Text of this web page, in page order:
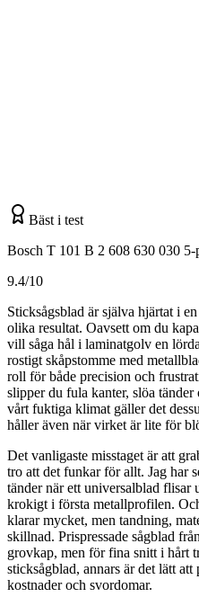
Bäst i test
Bosch T 101 B 2 608 630 030 5-
9.4/10
Sticksågsblad är själva hjärtat i
olika resultat. Oavsett om du
vill såga hål i laminatgolv en
rostigt skåpstomme med
roll för både precision och
slipper du fula kanter, slöa
vårt fuktiga klimat gäller det
håller även när virket är lite för
Det vanligaste misstaget är att
tro att det funkar för allt. Jag har
tänder när ett universalblad
krokigt i första metallprofilen.
klarar mycket, men tandning,
skillnad. Prispressade sågblad
grovkap, men för fina snitt i hårt
sticksågblad, annars är det lätt
kostnader och svordomar.